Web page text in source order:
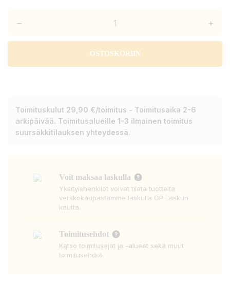
– +
OSTOSKORIIN
Toimituskulut 29,90 €/toimitus - Toimitusaika 2-6
arkipäivää. Toimitusalueille 1-3 ilmainen toimitus
suursäkkitilauksen yhteydessä.
Voit maksaa laskulla
Yksityishenkilöt voivat tilata tuotteita
verkkokaupastamme laskulla OP Laskun
kautta.
Toimitusehdot
Katso toimitusajat ja -alueet sekä muut
toimitusehdot.